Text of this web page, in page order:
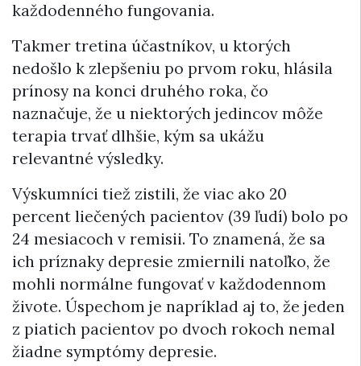
každodenného fungovania.
Takmer tretina účastníkov, u ktorých
nedošlo k zlepšeniu po prvom roku, hlásila
prínosy na konci druhého roka, čo
naznačuje, že u niektorých jedincov môže
terapia trvať dlhšie, kým sa ukážu
relevantné výsledky.
Výskumníci tiež zistili, že viac ako 20
percent liečených pacientov (39 ľudí) bolo po
24 mesiacoch v remisii. To znamená, že sa
ich príznaky depresie zmiernili natoľko, že
mohli normálne fungovať v každodennom
živote. Úspechom je napríklad aj to, že jeden
z piatich pacientov po dvoch rokoch nemal
žiadne symptómy depresie.